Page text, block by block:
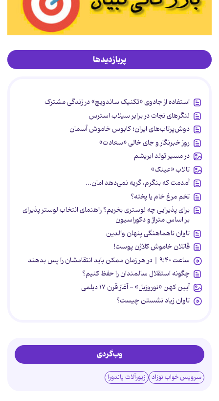
پربازدیدها
استفاده از جادوی «تکنیک ساندویچ» در زندگی مشترک
لنگرهای نجات در برابر سیلاب استرس
دوش‌پرتاب‌های ایران؛ کابوس خاموش آسمان
روز خبرنگار و جای خالی «سعادت»
در مسیر تولد ابریشم
تالاب «عینک»
آمدمت که بنگرم، گریه نمی‌دهد امان...
تخم مرغ خام یا پخته؟
برای پذیرایی چه لوستری بخریم؟ راهنمای انتخاب لوستر پذیرای
بر اساس متراژ و دکوراسیون
تاوان ناهماهنگی پنهان والدین
قاتلان خاموش کلاژن پوست!
ساعت ۹:۴۰ | در هر زمان ممکن باید انتقامشان را پس بدهند
چگونه استقلال سالمندان را حفظ کنیم؟
آیین کهن «نوروزبل» - آغاز قرن ۱۷ دیلمی
تاوان زیاد نشستن چیست؟
وب‌گردی
سرویس خواب نوزاد زیورآلات پاندورا